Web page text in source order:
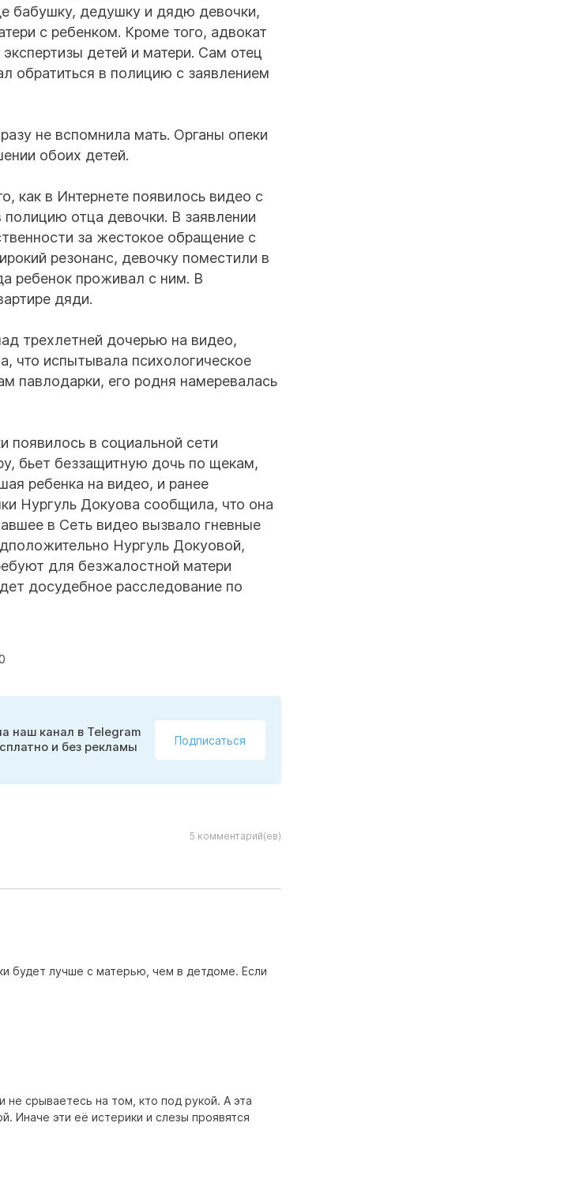
бабушку, дедушку и дядю девочки,
с ребенком. Кроме того, адвокат
детей и матери. Сам отец
обратиться в полицию с заявлением
не вспомнила мать. Органы опеки
обоих детей.
как в Интернете появилось видео с
отца девочки. В заявлении
за жестокое обращение с
резонанс, девочку поместили в
ребенок проживал с ним. В
дяди.
трехлетней дочерью на видео,
что испытывала психологическое
павлодарки, его родня намеревалась
появилось в социальной сети
бьет беззащитную дочь по щекам,
ребенка на видео, и ранее
Нургуль Докуова сообщила, что она
в Сеть видео вызвало гневные
Нургуль Докуовой,
для безжалостной матери
досудебное расследование по
наш канал в Telegram
и без рекламы
Подписаться
5 комментарий(ев)
будет лучше с матерью, чем в детдоме. Если
срываетесь на том, кто под рукой. А эта
Иначе эти её истерики и слезы проявятся